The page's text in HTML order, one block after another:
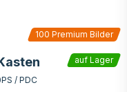
100 Premium Bilder
auf Lager
/ PDC